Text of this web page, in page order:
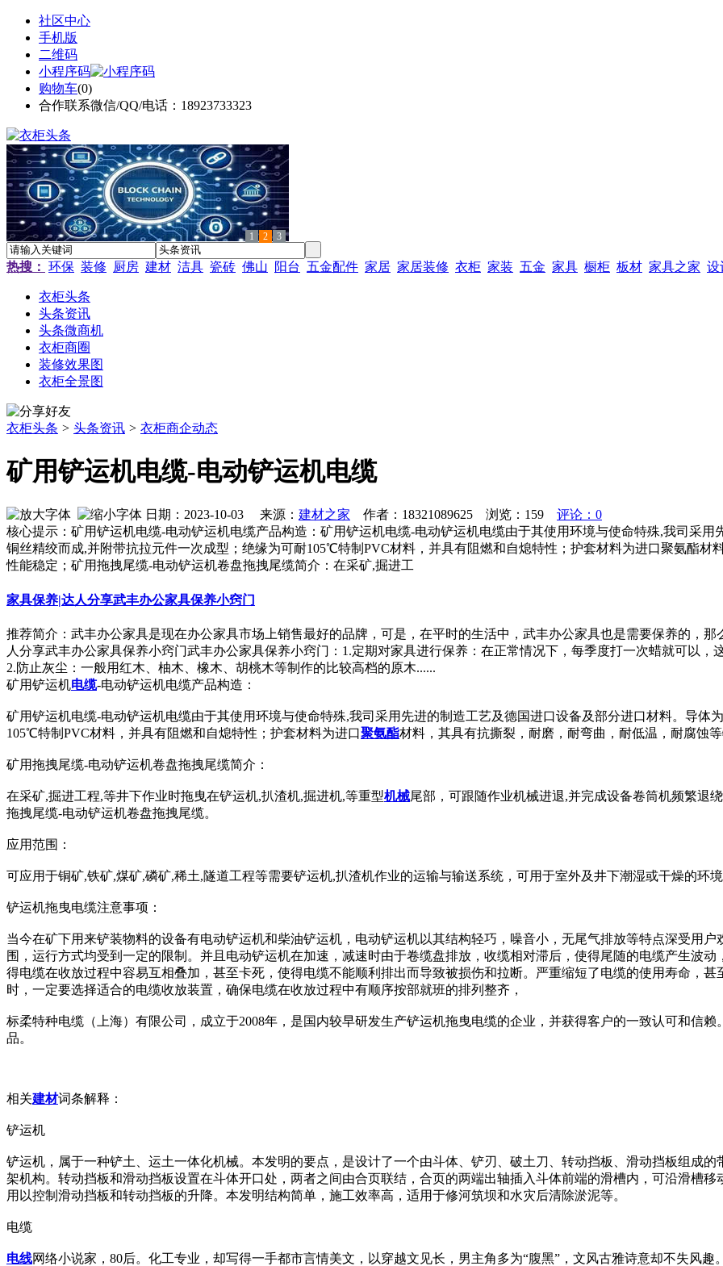
社区中心
手机版
二维码
小程序码
购物车(0)
合作联系微信/QQ/电话：18923733323
1 2 3
热搜： 环保 装修 厨房 建材 洁具 瓷砖 佛山 阳台 五金配件 家居 家居装修 衣柜 家装 五金 家具 橱柜 板材 家具之家 设
衣柜头条
头条资讯
头条微商机
衣柜商圈
装修效果图
衣柜全景图
衣柜头条 > 头条资讯 > 衣柜商企动态
矿用铲运机电缆-电动铲运机电缆
日期：2023-10-03 来源： 建材之家 作者：18321089625 浏览： 159
评论：0
核心提示：矿用铲运机电缆-电动铲运机电缆产品构造：矿用铲运机电缆-电动铲运机电缆由于其使用环境与使命特殊,我司采
铜丝精绞而成,并附带抗拉元件一次成型；绝缘为可耐105℃特制PVC材料，并具有阻燃和自熄特性；护套材料为进口聚氨酯材
性能稳定；矿用拖拽尾缆-电动铲运机卷盘拖拽尾缆简介：在采矿,掘进工
家具保养|达人分享武丰办公家具保养小窍门
推荐简介：武丰办公家具是现在办公家具市场上销售最好的品牌，可是，在平时的生活中，武丰办公家具也是需要保养的，
人分享武丰办公家具保养小窍门武丰办公家具保养小窍门：1.定期对家具进行保养：在正常情况下，每季度打一次蜡就可以，
2.防止灰尘：一般用红木、柚木、橡木、胡桃木等制作的比较高档的原木......
矿用铲运机电缆-电动铲运机电缆产品构造：
矿用铲运机电缆-电动铲运机电缆由于其使用环境与使命特殊,我司采用先进的制造工艺及德国进口设备及部分进口材料。导体
105℃特制PVC材料，并具有阻燃和自熄特性；护套材料为进口聚氨酯材料，其具有抗撕裂，耐磨，耐弯曲，耐低温，耐腐蚀等
矿用拖拽尾缆-电动铲运机卷盘拖拽尾缆简介：
在采矿,掘进工程,等井下作业时拖曳在铲运机,扒渣机,掘进机,等重型机械尾部，可跟随作业机械进退,并完成设备卷筒机频繁退
拖拽尾缆-电动铲运机卷盘拖拽尾缆。
应用范围：
可应用于铜矿,铁矿,煤矿,磷矿,稀土,隧道工程等需要铲运机,扒渣机作业的运输与输送系统，可用于室外及井下潮湿或干燥的环境
铲运机拖曳电缆注意事项：
当今在矿下用来铲装物料的设备有电动铲运机和柴油铲运机，电动铲运机以其结构轻巧，噪音小，无尾气排放等特点深受用
围，运行方式均受到一定的限制。并且电动铲运机在加速，减速时由于卷缆盘排放，收缆相对滞后，使得尾随的电缆产生波
得电缆在收放过程中容易互相叠加，甚至卡死，使得电缆不能顺利排出而导致被损伤和拉断。严重缩短了电缆的使用寿命，
时，一定要选择适合的电缆收放装置，确保电缆在收放过程中有顺序按部就班的排列整齐，
标柔特种电缆（上海）有限公司，成立于2008年，是国内较早研发生产铲运机拖曳电缆的企业，并获得客户的一致认可和信
品。
相关建材词条解释：
铲运机
铲运机，属于一种铲土、运土一体化机械。本发明的要点，是设计了一个由斗体、铲刃、破土刀、转动挡板、滑动挡板组成
架机构。转动挡板和滑动挡板设置在斗体开口处，两者之间由合页联结，合页的两端出轴插入斗体前端的滑槽内，可沿滑槽
用以控制滑动挡板和转动挡板的升降。本发明结构简单，施工效率高，适用于修河筑坝和水灾后清除淤泥等。
电缆
电线网络小说家，80后。化工专业，却写得一手都市言情美文，以穿越文见长，男主角多为“腹黑”，文风古雅诗意却不失风